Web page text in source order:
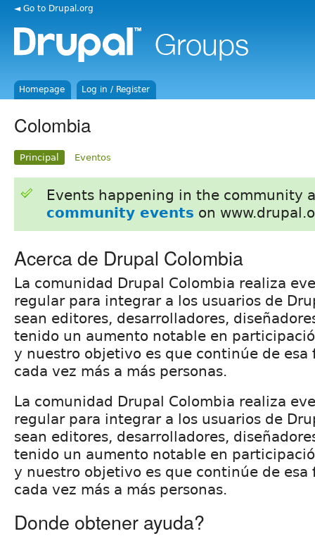
◄ Go to Drupal.org
Homepage Log in / Register
Colombia
Principal Eventos
Events happening in the community
community events on
Acerca de Drupal Colombia
La comunidad Drupal Colombia realiza
regular para integrar a los usuarios de
sean editores, desarrolladores,
tenido un aumento notable en
y nuestro objetivo es que continúe de esa
cada vez más a más personas.
La comunidad Drupal Colombia realiza
regular para integrar a los usuarios de
sean editores, desarrolladores,
tenido un aumento notable en
y nuestro objetivo es que continúe de esa
cada vez más a más personas.
Donde obtener ayuda?